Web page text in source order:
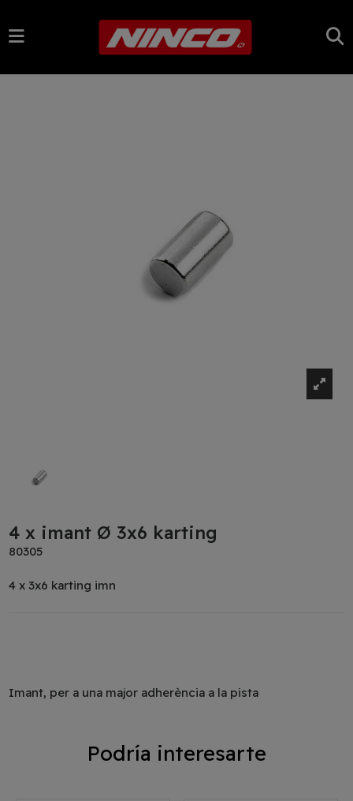
4 x imant Ø 3x6 karting
80305
4 x 3x6 karting imn
Imant, per a una major adherència a la pista
Podría interesarte